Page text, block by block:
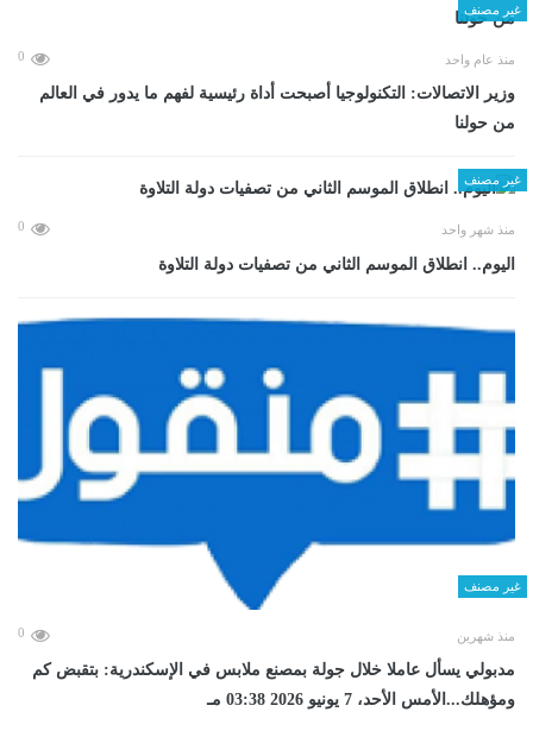
غير مصنف
منذ عام واحد 0
وزير الاتصالات: التكنولوجيا أصبحت أداة رئيسية لفهم ما يدور في العالم
من حولنا
غير مصنف
منذ شهر واحد 0
اليوم.. انطلاق الموسم الثاني من تصفيات دولة التلاوة
غير مصنف
منذ شهرين 0
مدبولي يسأل عاملا خلال جولة بمصنع ملابس في الإسكندرية: بتقبض كم
ومؤهلك...الأمس الأحد، 7 يونيو 2026 03:38 مـ